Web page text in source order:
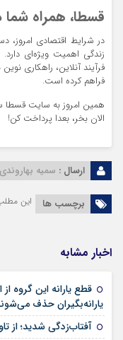
قسطا، همراه
در شرایط اقتصادی امروز،
زندگی اهمیت ویژه‌ای
فرآیند آنلاین، راهکاری
فراهم کرده است.
همین امروز به سایت قسطا سر
الان بخر، بعدا پرداخت کن!
ارسال : سمیه بهاروندی
برچسب ها این
اخبار مشابه
یارانه‌بگیران حذف
آفتاب‌زدگی شدید؛ از